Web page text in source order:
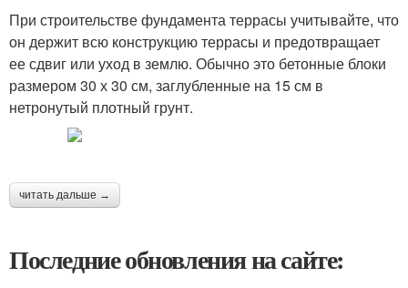
При строительстве фундамента террасы учитывайте, что
он держит всю конструкцию террасы и предотвращает
ее сдвиг или уход в землю. Обычно это бетонные блоки
размером 30 х 30 см, заглубленные на 15 см в
нетронутый плотный грунт.
читать дальше →
Последние обновления на сайте: